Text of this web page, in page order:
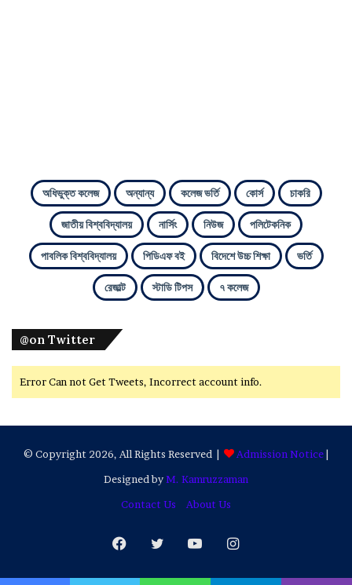
অধিভুক্ত কলেজ অন্যান্য কলেজ ভর্তি কোর্স চাকরি
জাতীয় বিশ্ববিদ্যালয় নার্সিং নিউজ পলিটেকনিক
পাবলিক বিশ্ববিদ্যালয় পিডিএফ বই বিদেশে উচ্চ শিক্ষা ভর্তি
রেজাল্ট স্টাডি টিপস ৭ কলেজ
@on Twitter
Error Can not Get Tweets, Incorrect account info.
© Copyright 2026, All Rights Reserved | Admission Notice|
Designed byM. Kamruzzaman
Contact Us
About Us
Facebook
TwitterYouTubeInstagram